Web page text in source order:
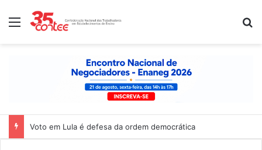
Menu
Voto em Lula é defesa da ordem democrática